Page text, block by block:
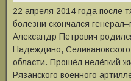
22 апреля 2014 года после
болезни скончался
Александр Петрович
Надеждино,
области. Прошёл нелёгкий
Рязанского военного